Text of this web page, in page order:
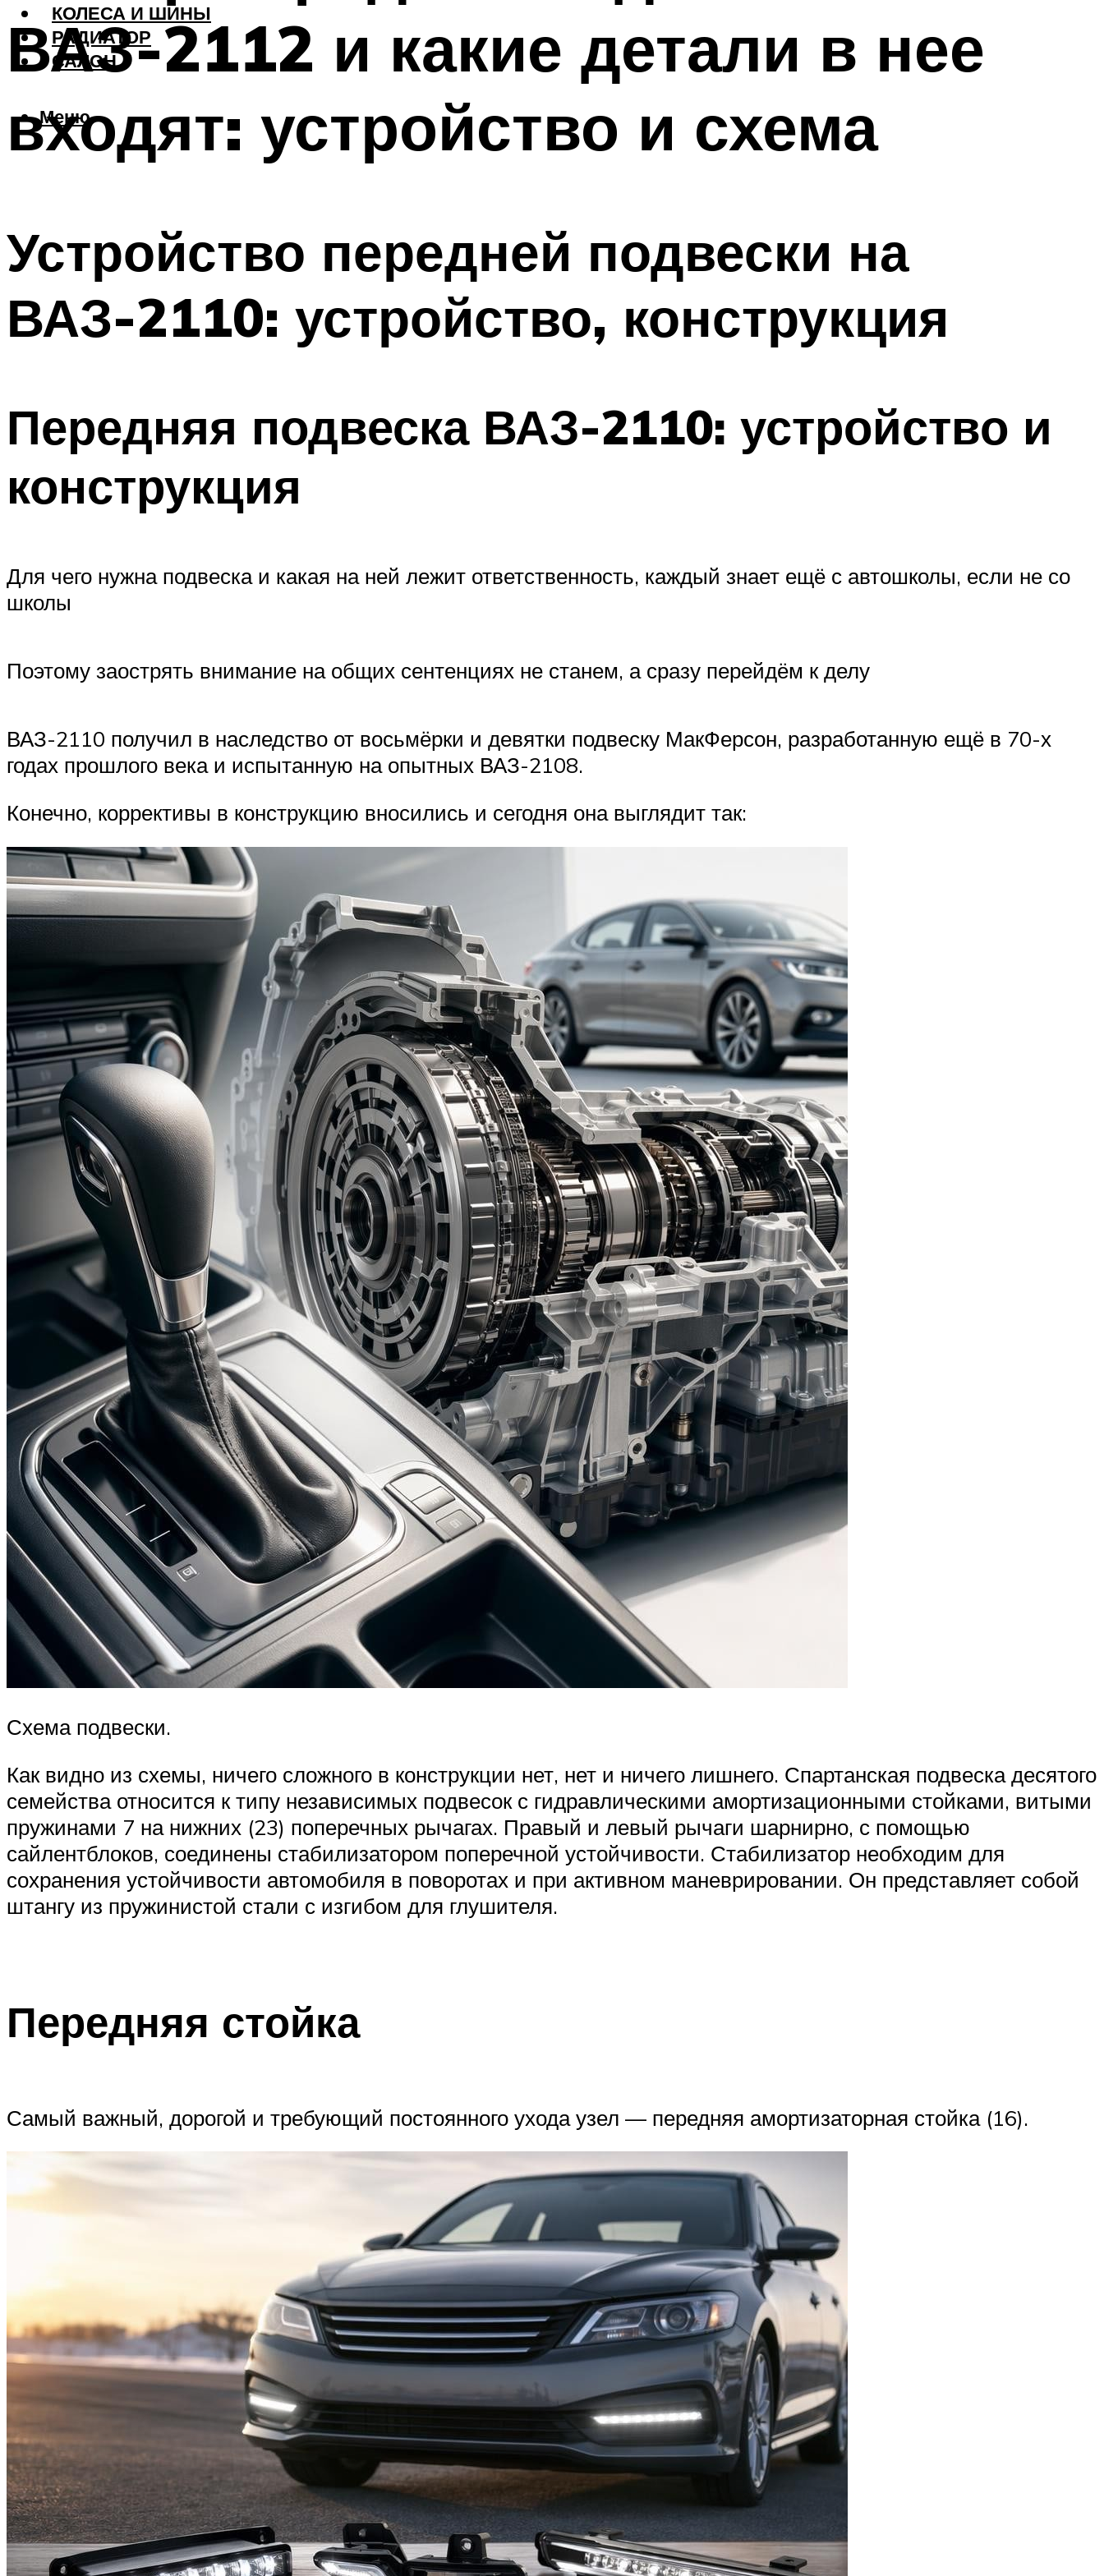
КОЛЕСА И ШИНЫ
РАДИАТОР
САЛОН
Меню
ВАЗ-2112 и какие детали в нее
входят: устройство и схема
Устройство передней подвески на
ВАЗ-2110: устройство, конструкция
Передняя подвеска ВАЗ-2110: устройство и
конструкция
Для чего нужна подвеска и какая на ней лежит ответственность, каждый знает ещё с автошколы, если не со
школы
Поэтому заострять внимание на общих сентенциях не станем, а сразу перейдём к делу
ВАЗ-2110 получил в наследство от восьмёрки и девятки подвеску МакФерсон, разработанную ещё в 70-х
годах прошлого века и испытанную на опытных ВАЗ-2108.
Конечно, коррективы в конструкцию вносились и сегодня она выглядит так:
Схема подвески.
Как видно из схемы, ничего сложного в конструкции нет, нет и ничего лишнего. Спартанская подвеска десятого
семейства относится к типу независимых подвесок с гидравлическими амортизационными стойками, витыми
пружинами 7 на нижних (23) поперечных рычагах. Правый и левый рычаги шарнирно, с помощью
сайлентблоков, соединены стабилизатором поперечной устойчивости. Стабилизатор необходим для
сохранения устойчивости автомобиля в поворотах и при активном маневрировании. Он представляет собой
штангу из пружинистой стали с изгибом для глушителя.
Передняя стойка
Самый важный, дорогой и требующий постоянного ухода узел — передняя амортизаторная стойка (16).